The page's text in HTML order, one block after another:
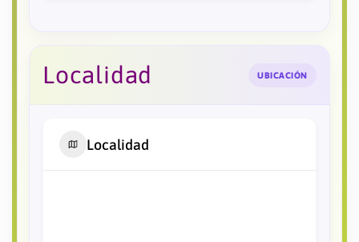
Localidad UBICACIÓN
Localidad